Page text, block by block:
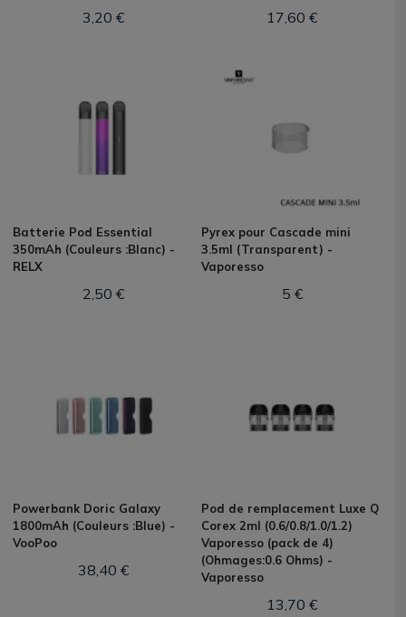
3,20 € 17,60 €
Batterie Pod Essential
350mAh (Couleurs :Blanc) -
RELX
2,50 €
Pyrex pour Cascade mini
3.5ml (Transparent) -
Vaporesso
5 €
Powerbank Doric Galaxy
1800mAh (Couleurs :Blue) -
VooPoo
38,40 €
Pod de remplacement Luxe Q
Corex 2ml (0.6/0.8/1.0/1.2)
Vaporesso (pack de 4)
(Ohmages:0.6 Ohms) -
Vaporesso
13,70 €